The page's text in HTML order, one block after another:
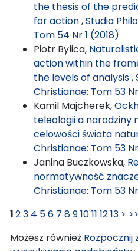
the thesis of the
for action,Studia
Tom 54 Nr 1 (2018)
Piotr Bylica,
action within the
the levels of analysis,
Christianae: Tom 53
Kamil Majcherek,
teleologii a narodziny
celowości świata
Christianae: Tom 53
Janina Buczkowska,
normatywność
Christianae: Tom 53
123 4 56 7 891011 1213 > >>
Możesz również Rozpocznij